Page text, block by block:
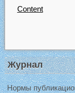
Content
Журнал
Нормы